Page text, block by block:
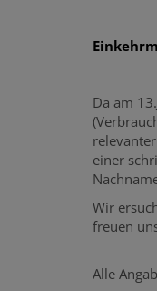
Da am
einer
Wir
freuen
Alle